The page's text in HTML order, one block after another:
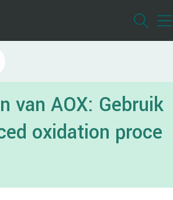
gaan
van AOX: Gebruik
oxidation proce